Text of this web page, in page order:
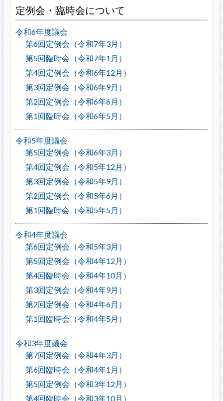
定例会・臨時会について
令和6年度議会
第6回定例会（令和7年3月）
第5回臨時会（令和7年1月）
第4回定例会（令和6年12月）
第3回定例会（令和6年9月）
第2回定例会（令和6年6月）
第1回臨時会（令和6年5月）
令和5年度議会
第5回定例会（令和6年3月）
第4回定例会（令和5年12月）
第3回定例会（令和5年9月）
第2回定例会（令和5年6月）
第1回臨時会（令和5年5月）
令和4年度議会
第6回定例会（令和5年3月）
第5回定例会（令和4年12月）
第4回臨時会（令和4年10月）
第3回定例会（令和4年9月）
第2回定例会（令和4年6月）
第1回臨時会（令和4年5月）
令和3年度議会
第7回定例会（令和4年3月）
第6回臨時会（令和4年1月）
第5回定例会（令和3年12月）
第4回臨時会（令和3年10月）